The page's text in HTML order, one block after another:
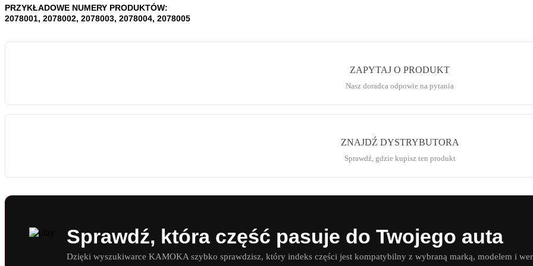
PRZYKŁADOWE NUMERY PRODUKTÓW:
2078001, 2078002, 2078003, 2078004, 2078005
ZAPYTAJ O PRODUKT
Nasz doradca odpowie na pytania
ZNAJDŹ DYSTRYBUTORA
Sprawdź, gdzie kupisz ten produkt
Sprawdź, która część pasuje do Twojego auta
Dzięki wyszukiwarce KAMOKA szybko sprawdzisz, który indeks części jest kompatybilny z wybraną marką, modelem i